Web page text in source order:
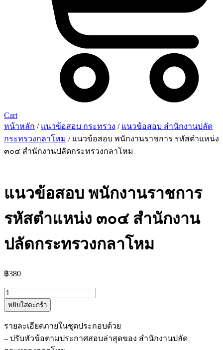
Cart
หน้าหลัก / แนวข้อสอบ กระทรวง / แนวข้อสอบ สำนักงานปลัด
กระทรวงกลาโหม / แนวข้อสอบ พนักงานราชการ รหัสตำแหน่ง
๓๐๔ สำนักงานปลัดกระทรวงกลาโหม
แนวข้อสอบ พนักงานราชการ
รหัสตำแหน่ง ๓๐๔ สำนักงาน
ปลัดกระทรวงกลาโหม
฿380
จำนวน
แนว
พนักงาน
ราชการ
หยิบใส่ตะกร้า
รายละเอียดภายในชุดประกอบด้วย
– ปรับหัวข้อตามประกาศสอบล่าสุดของ สำนักงานปลัด